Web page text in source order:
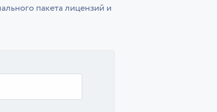
пакета лицензий и